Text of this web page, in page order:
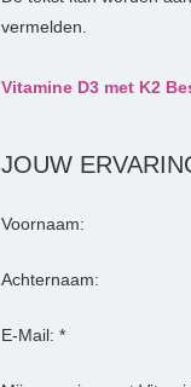
vermelden.
Vitamine D3 met K2
JOUW
Voornaam:
Achternaam:
E-Mail: *